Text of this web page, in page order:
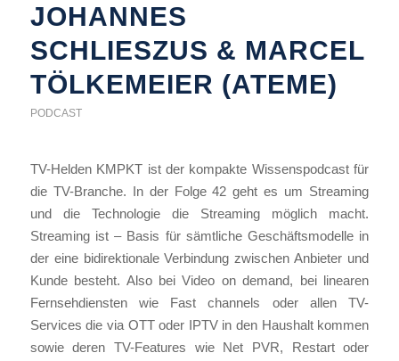
JOHANNES
SCHLIESZUS & MARCEL
TÖLKEMEIER (ATEME)
PODCAST
TV-Helden KMPKT ist der kompakte Wissenspodcast für
die TV-Branche. In der Folge 42 geht es um Streaming
und die Technologie die Streaming möglich macht.
Streaming ist – Basis für sämtliche Geschäftsmodelle in
der eine bidirektionale Verbindung zwischen Anbieter und
Kunde besteht. Also bei Video on demand, bei linearen
Fernsehdiensten wie Fast channels oder allen TV-
Services die via OTT oder IPTV in den Haushalt kommen
sowie deren TV-Features wie Net PVR, Restart oder